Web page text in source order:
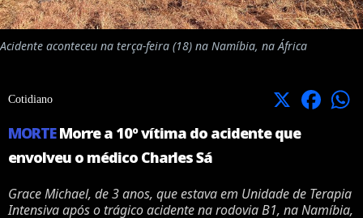
Acidente aconteceu na terça-feira (18) na Namíbia, na África
Cotidiano X Facebook
MORTEMorre a 10º vítima do acidente que
envolveu o médico Charles Sá
Grace Michael, de 3 anos, que estava em Unidade de Terapia
Intensiva após o trágico acidente na rodovia B1, na Namíbia,